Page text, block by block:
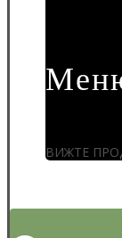
ВИЖТЕ